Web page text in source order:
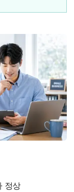
정상